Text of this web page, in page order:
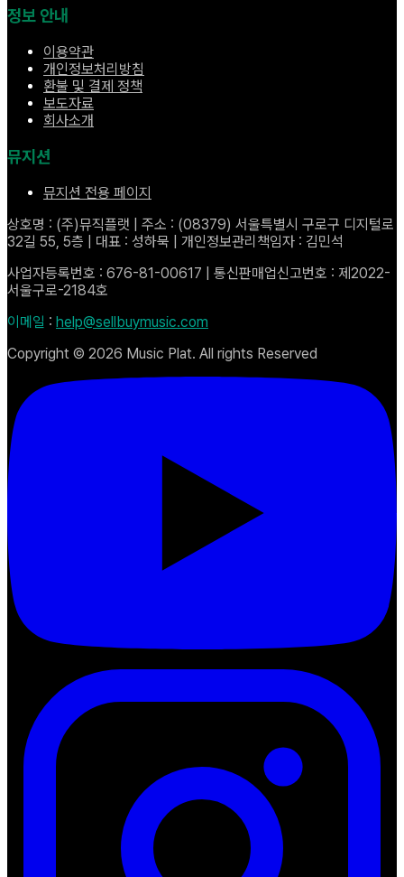
정보 안내
이용약관
개인정보처리방침
환불 및 결제 정책
보도자료
회사소개
뮤지션
뮤지션 전용 페이지
상호명 : (주)뮤직플랫 | 주소 : (08379) 서울특별시 구로구 디지털로
32길 55, 5층 | 대표 : 성하묵 | 개인정보관리책임자 : 김민석
사업자등록번호 : 676-81-00617 | 통신판매업신고번호 : 제2022-
서울구로-2184호
이메일 : help@sellbuymusic.com
Copyright © 2026 Music Plat. All rights Reserved